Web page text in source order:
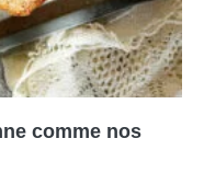
comme nos